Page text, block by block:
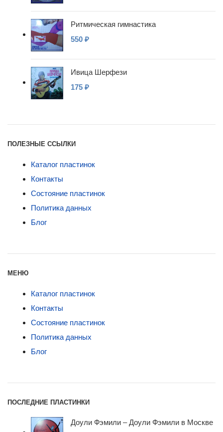
Ритмическая гимнастика
550 ₽
Ивица Шерфези
175 ₽
ПОЛЕЗНЫЕ ССЫЛКИ
Каталог пластинок
Контакты
Состояние пластинок
Политика данных
Блог
МЕНЮ
Каталог пластинок
Контакты
Состояние пластинок
Политика данных
Блог
ПОСЛЕДНИЕ ПЛАСТИНКИ
Доули Фэмили – Доули Фэмили в Москве